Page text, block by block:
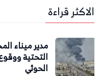
الاكثر قراءة
مدير ميناء
التحتية
الحوثي